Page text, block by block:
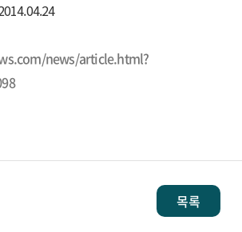
news/article.html?
목록